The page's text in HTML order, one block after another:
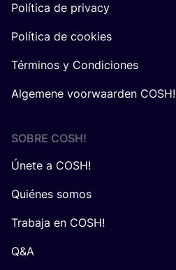
Política de privacy
Política de cookies
Términos y Condiciones
Algemene voorwaarden
SOBRE COSH!
Únete a COSH!
Quiénes somos
Trabaja en COSH!
Q&A